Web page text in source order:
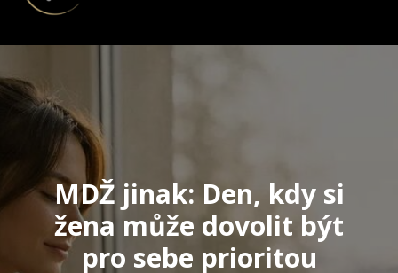
MDŽ jinak: Den, kdy si
žena může dovolit být
pro sebe prioritou